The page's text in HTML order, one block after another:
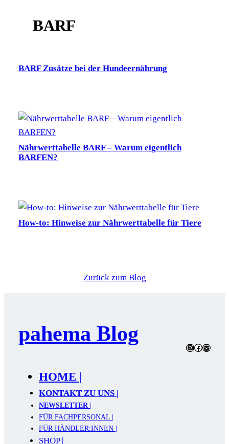
BARF
BARF Zusätze bei der Hundeernährung
Nährwerttabelle BARF – Warum eigentlich
BARFEN?
How-to: Hinweise zur Nährwerttabelle für Tiere
Zurück zum Blog
pahema Blog
Instagram
Facebook
E-Mail
HOME |
KONTAKT ZU UNS |
NEWSLETTER
FÜR FACHPERSONAL |
FÜR HÄNDLER:INNEN |
SHOP |